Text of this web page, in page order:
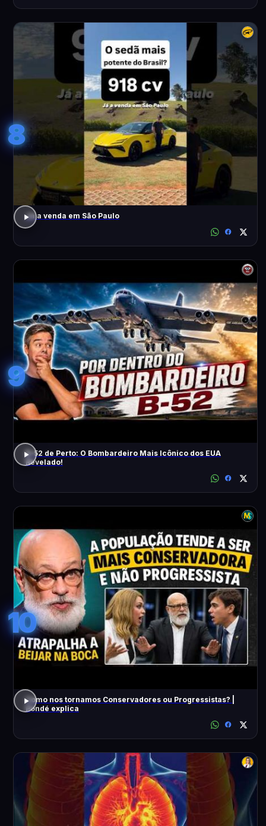
8
Já a venda em São Paulo
9
B-52 de Perto: O Bombardeiro Mais Icônico dos EUA
Revelado!
10
Como nos tornamos Conservadores ou Progressistas? |
Pondé explica